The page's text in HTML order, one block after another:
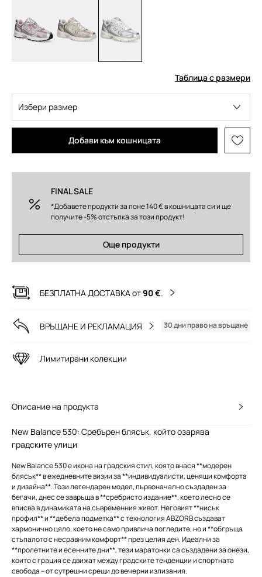
Таблица с размери
Избери размер
Добави към кошницата
FINAL SALE
*Добавете продукти за поне 140 € в кошницата си и ще
получите -5% отстъпка за този продукт!
Още продукти
БЕЗПЛАТНА ДОСТАВКА от90 €.
ВРЪЩАНЕ И РЕКЛАМАЦИЯ 30 дни право на връщане
Лимитирани колекции
Описание на продукта
New Balance 530: Сребърен блясък, който озарява
градските улици
New Balance 530 е икона на градския стил, която внася **модерен
блясък** в ежедневните визии за **индивидуалисти, ценящи комфорта
и дизайна**. Този легендарен модел, първоначално създаден за
бегачи, днес се завръща в **сребристо издание**, което лесно се
вписва в динамиката на съвременния живот. Неговият **нисък
профил** и **дебела подметка** с технология ABZORB създават
хармонично цяло, което не само привлича погледите, но и **обгръща
стъпалото с несравним комфорт** през целия ден. Идеални за
**пролетните и есенните дни**, тези маратонки са създадени за онези,
които с грация се движат между градските тенденции и спортната
свобода – от сутрешни срещи до вечерни излизания.